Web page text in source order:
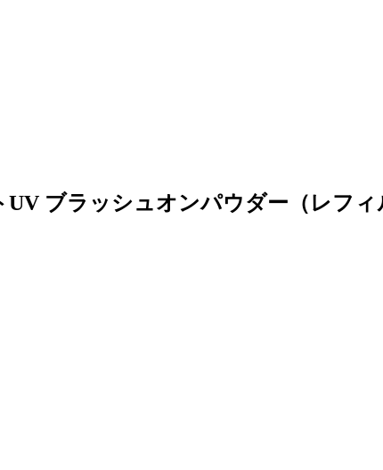
ブラッシュオンパウダー（レフィ